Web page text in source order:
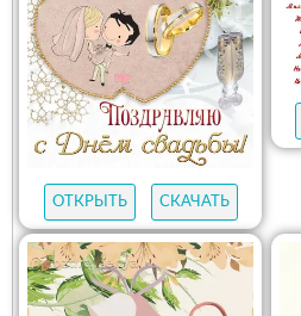
ОТКРЫТЬ СКАЧАТЬ